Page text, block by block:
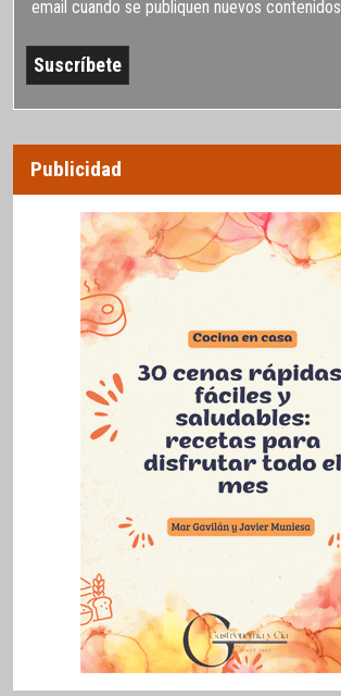
email cuando se publiquen nuevos contenidos
Publicidad